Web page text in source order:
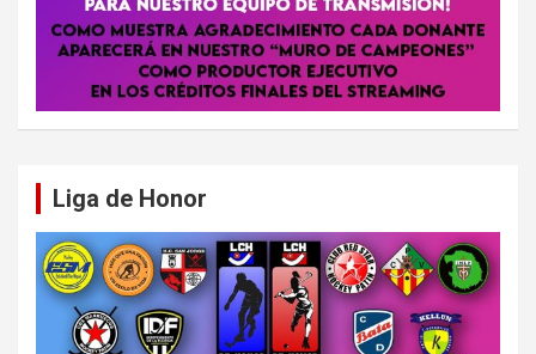
Liga de Honor